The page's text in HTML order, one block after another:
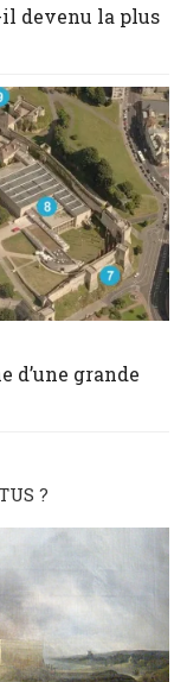
devenu la plus
d’une grande
?